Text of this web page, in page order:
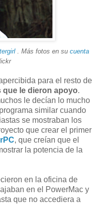
. Más fotos en su cuenta
para el resto de
que le dieron apoyo.
le decían lo mucho
similar cuando
se mostraban los
que crear el primer
, que creían que el
la potencia de la
en la oficina de
en el PowerMac y
que no accediera a